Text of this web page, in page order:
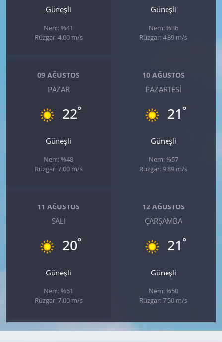
Güneşli
Nem: %41
Rüzgar: 4.00 m/s
Güneşli
Nem: %36
Rüzgar: 4.89 m/s
09 AĞUSTOS
PAZAR
22°
Güneşli
Nem: %48
Rüzgar: 7.00 m/s
10 AĞUSTOS
PAZARTESI
21 °
Güneşli
Nem: %57
Rüzgar: 9.89 m/s
11 AĞUSTOS
SALI
20°
Güneşli
Nem: %61
Rüzgar: 7.00 m/s
12 AĞUSTOS
ÇARŞAMBA
21 °
Güneşli
Nem: %50
Rüzgar: 7.50 m/s